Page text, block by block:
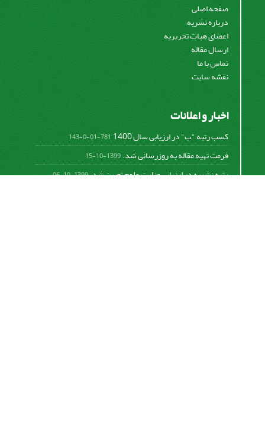
صفحه اصلی
درباره نشریه
اعضای هیات تحریریه
ارسال مقاله
تماس با ما
نقشه سایت
اخبار و اعلانات
کسب رتبه "ب" در ارزیابی سال 1400 781-01-0-143
فرمت تهیه مقاله به روزرسانی شد.1399-10-15
رتبه نشریه در ارزیابی وزارت علوم تعیین شد.1399-10-06